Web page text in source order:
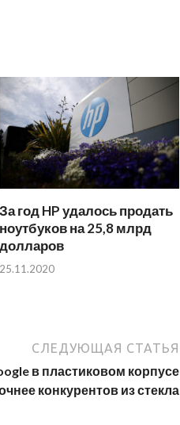
За год HP удалось продать
ноутбуков на 25,8 млрд
долларов
25.11.2020
СЛЕДУЮЩАЯ СТАТЬЯ
в пластиковом корпусе
конкурентов из стекла